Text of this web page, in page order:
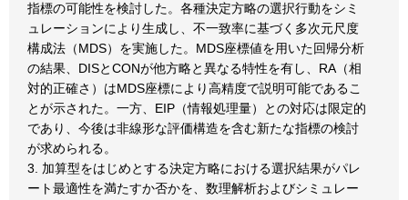
指標の可能性を検討した。各種決定方略の選択行動をシミ
ュレーションにより生成し、不一致率に基づく多次元尺度
構成法（MDS）を実施した。MDS座標値を用いた回帰分析
の結果、DISとCONが他方略と異なる特性を有し、RA（相
対的正確さ）はMDS座標により高精度で説明可能であるこ
とが示された。一方、EIP（情報処理量）との対応は限定的
であり、今後は非線形な評価構造を含む新たな指標の検討
が求められる。
3. 加算型をはじめとする決定方略における選択結果がパレ
ート最適性を満たすか否かを、数理解析およびシミュレー